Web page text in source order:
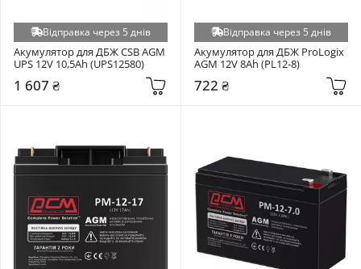
Відправка через 5 днів
Акумулятор для ДБЖ CSB AGM
UPS 12V 10,5Ah (UPS12580)
1 607 ₴
Відправка через 5 днів
Акумулятор для ДБЖ ProLogix
AGM 12V 8Ah (PL12-8)
722 ₴